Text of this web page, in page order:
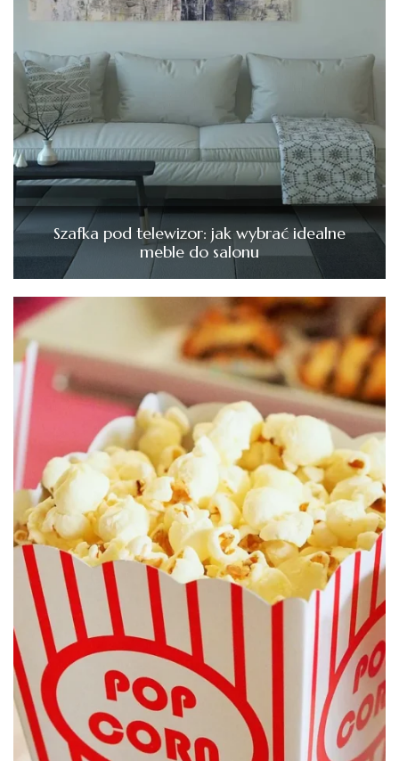
Szafka pod telewizor: jak wybrać idealne
meble do salonu